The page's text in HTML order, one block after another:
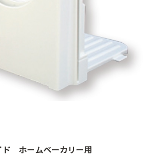
ド ホームベーカリー用